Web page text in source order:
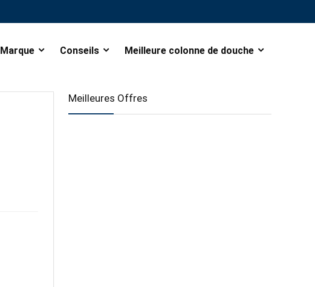
Marque Conseils Meilleure colonne de douche
Meilleures Offres